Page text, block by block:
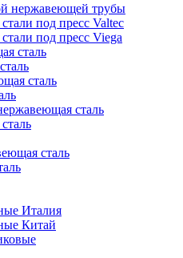
нержавеющей трубы
под пресс Valtec
под пресс Viega
сталь
сталь
сталь
сталь
Италия
Китай